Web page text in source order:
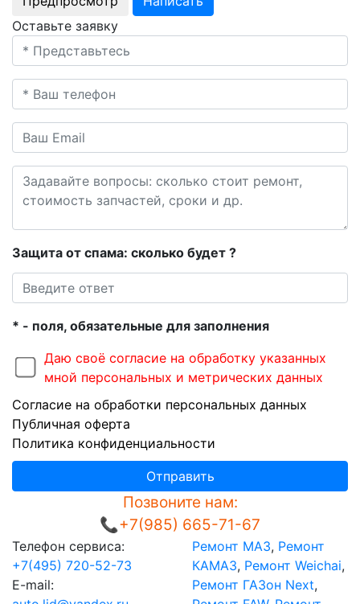
Оставьте заявку
Защита от спама: сколько будет ?
* - поля, обязательные для заполнения
Даю своё согласие на обработку указанных
мной персональных и метрических данных
Согласие на обработки персональных данных
Публичная оферта
Политика конфиденциальности
Отправить
Позвоните нам:
📞+7(985) 665-71-67
Телефон сервиса:
+7(495) 720-52-73
E-mail:
Ремонт МАЗ, Ремонт
КАМАЗ, Ремонт Weichai,
Ремонт ГАЗон Next,